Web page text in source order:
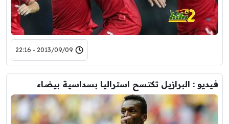
2013/09/09 - 22:16
فيديو : البرازيل تكتسح استراليا بسداسية بيضاء